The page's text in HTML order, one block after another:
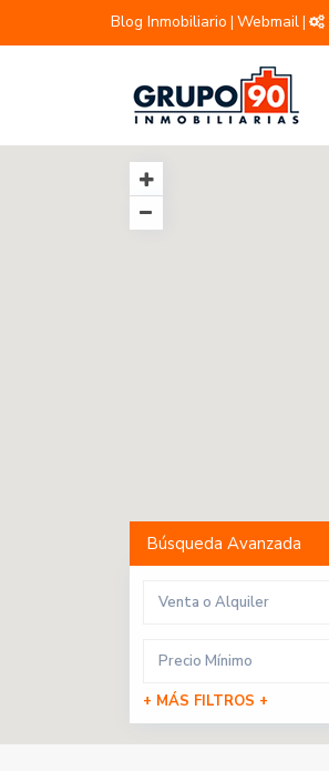
Blog Inmobiliario | Webmail|
Búsqueda Avanzada
Venta o Alquiler
+ MÁS FILTROS +